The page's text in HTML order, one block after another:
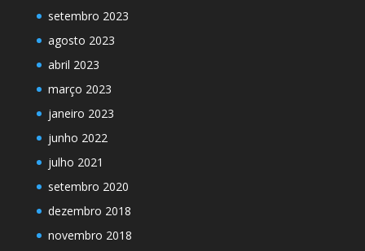
setembro 2023
agosto 2023
abril 2023
março 2023
janeiro 2023
junho 2022
julho 2021
setembro 2020
dezembro 2018
novembro 2018